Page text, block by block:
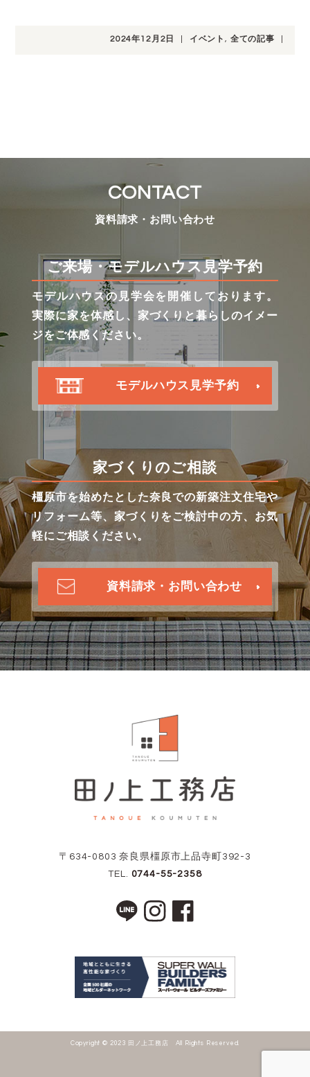
2024年12月2日 イベント, 全ての記事
CONTACT
資料請求・お問い合わせ
ご来場・モデルハウス見学予約
モデルハウスの見学会を開催しております。
実際に家を体感し、家づくりと暮らしのイメー
ジをご体感ください。
モデルハウス見学予約
家づくりのご相談
橿原市を始めたとした奈良での新築注文住宅や
リフォーム等、家づくりをご検討中の方、お気
軽にご相談ください。
資料請求・お問い合わせ
〒634-0803 奈良県橿原市上品寺町392-3
TEL. 0744-55-2358
Copyright © 2023 田ノ上工務店 All Rights Reserved.